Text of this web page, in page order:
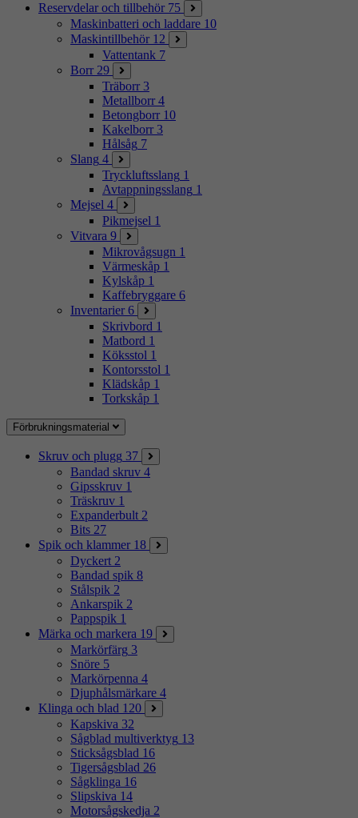
Reservdelar och tillbehör 75
Maskinbatteri och laddare 10
Maskintillbehör 12
Vattentank 7
Borr 29
Träborr 3
Metallborr 4
Betongborr 10
Kakelborr 3
Hålsåg 7
Slang 4
Tryckluftsslang 1
Avtappningsslang 1
Mejsel 4
Pikmejsel 1
Vitvara 9
Mikrovågsugn 1
Värmeskåp 1
Kylskåp 1
Kaffebryggare 6
Inventarier 6
Skrivbord 1
Matbord 1
Köksstol 1
Kontorsstol 1
Klädskåp 1
Torkskåp 1
Förbrukningsmaterial
Skruv och plugg 37
Bandad skruv 4
Gipsskruv 1
Träskruv 1
Expanderbult 2
Bits 27
Spik och klammer 18
Dyckert 2
Bandad spik 8
Stålspik 2
Ankarspik 2
Pappspik 1
Märka och markera 19
Markörfärg 3
Snöre 5
Markörpenna 4
Djuphålsmärkare 4
Klinga och blad 120
Kapskiva 32
Sågblad multiverktyg 13
Sticksågsblad 16
Tigersågsblad 26
Sågklinga 16
Slipskiva 14
Motorsågskedja 2